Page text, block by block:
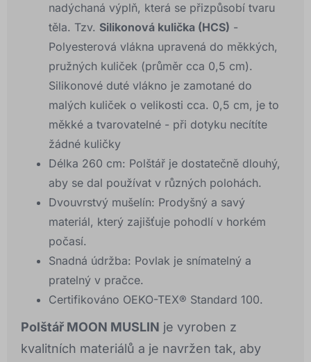
nadýchaná výplň, která se přizpůsobí tvaru
těla. Tzv. Silikonová kulička (HCS) -
Polyesterová vlákna upravená do měkkých,
pružných kuliček (průměr cca 0,5 cm).
Silikonové duté vlákno je zamotané do
malých kuliček o velikosti cca. 0,5 cm, je to
měkké a tvarovatelné - při dotyku necítíte
žádné kuličky
Délka 260 cm: Polštář je dostatečně dlouhý,
aby se dal používat v různých polohách.
Dvouvrstvý mušelín: Prodyšný a savý
materiál, který zajišťuje pohodlí v horkém
počasí.
Snadná údržba: Povlak je snímatelný a
pratelný v pračce.
Certifikováno OEKO-TEX® Standard 100.
Polštář MOON MUSLIN je vyroben z
kvalitních materiálů a je navržen tak, aby